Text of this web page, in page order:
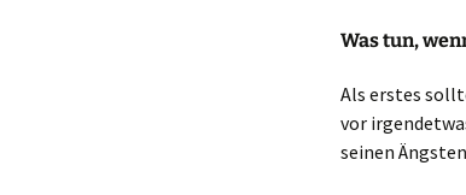
Was tun,
Als erstes
vor
seinen